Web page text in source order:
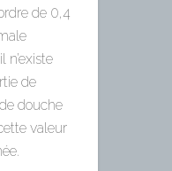
de 0,4
n’existe
de
douche
valeur